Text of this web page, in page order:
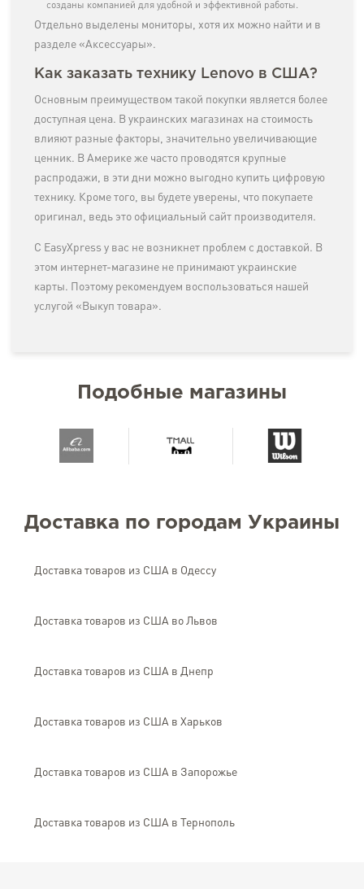
созданы компанией для удобной и эффективной работы.
Отдельно выделены мониторы, хотя их можно найти и в
разделе «Аксессуары».
Как заказать технику Lenovo в США?
Основным преимуществом такой покупки является более
доступная цена. В украинских магазинах на стоимость
влияют разные факторы, значительно увеличивающие
ценник. В Америке же часто проводятся крупные
распродажи, в эти дни можно выгодно купить цифровую
технику. Кроме того, вы будете уверены, что покупаете
оригинал, ведь это официальный сайт производителя.
С EasyXpress у вас не возникнет проблем с доставкой. В
этом интернет-магазине не принимают украинские
карты. Поэтому рекомендуем воспользоваться нашей
услугой «Выкуп товара».
Подобные магазины
Доставка по городам Украины
Доставка товаров из США в Одессу
Доставка товаров из США во Львов
Доставка товаров из США в Днепр
Доставка товаров из США в Харьков
Доставка товаров из США в Запорожье
Доставка товаров из США в Тернополь